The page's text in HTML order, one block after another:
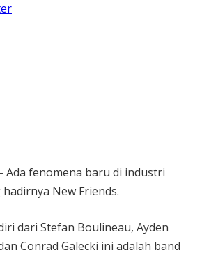
Ada fenomena baru di industri
New Friends.
dari Stefan Boulineau, Ayden
Conrad Galecki ini adalah band